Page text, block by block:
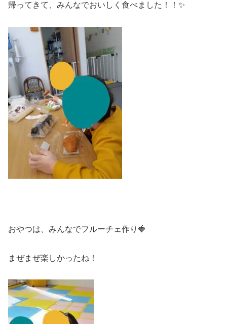
帰ってきて、みんなでおいしく食べました！！✨
おやつは、みんなでフルーチェ作り🍓
まぜまぜ楽しかったね！